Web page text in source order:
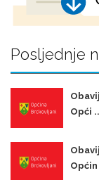
Posljednje
Opći
Općin